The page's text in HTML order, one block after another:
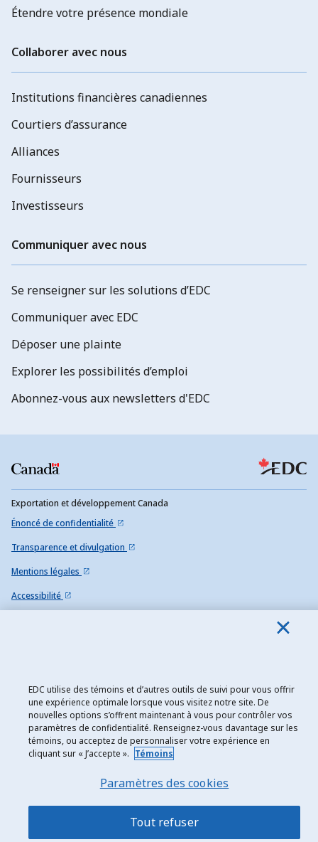
Étendre votre présence mondiale
Collaborer avec nous
Institutions financières canadiennes
Courtiers d’assurance
Alliances
Fournisseurs
Investisseurs
Communiquer avec nous
Se renseigner sur les solutions d’EDC
Communiquer avec EDC
Déposer une plainte
Explorer les possibilités d’emploi
Abonnez-vous aux newsletters d'EDC
Exportation et développement Canada
Énoncé de confidentialité
Transparence et divulgation
Mentions légales
Accessibilité
EDC utilise des témoins et d’autres outils de suivi pour vous offrir
une expérience optimale lorsque vous visitez notre site. De
nouvelles options s’offrent maintenant à vous pour contrôler vos
paramètres de confidentialité. Renseignez-vous davantage sur les
témoins, ou acceptez de personnaliser votre expérience en
cliquant sur « J’accepte ». Témoins
Paramètres des cookies
Tout refuser